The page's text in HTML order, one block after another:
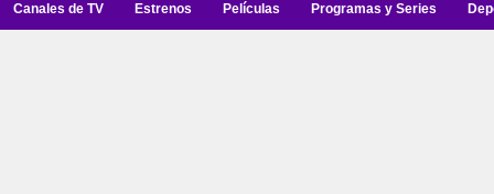
Canales de TV Estrenos Películas Programas y Series